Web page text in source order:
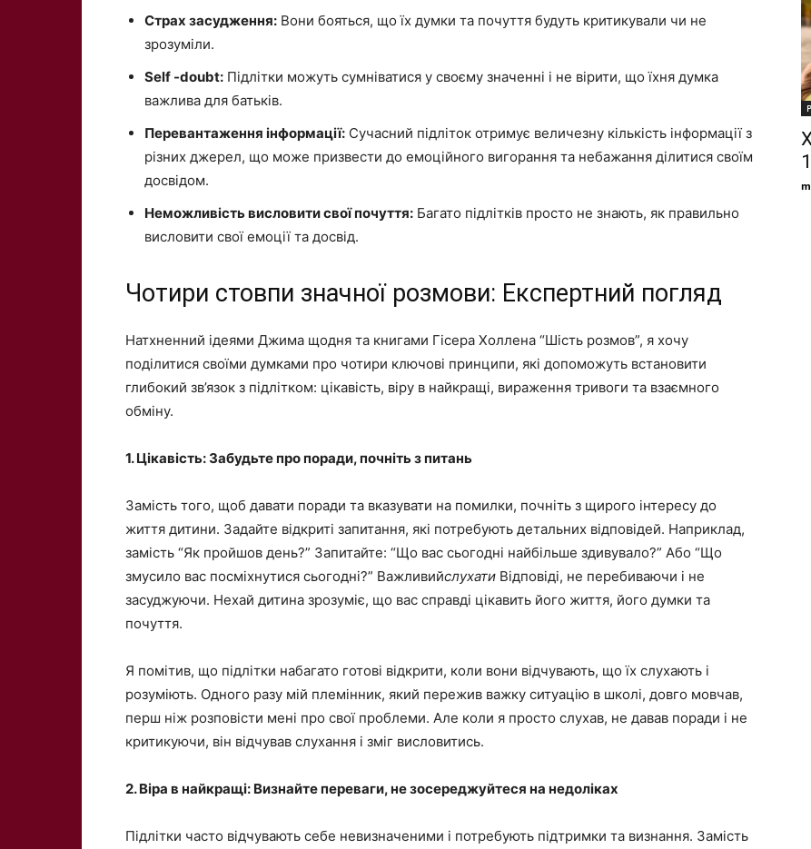
Страх засудження: Вони бояться, що їх думки та почуття будуть критикували чи не
зрозуміли.
Self -doubt: Підлітки можуть сумніватися у своєму значенні і не вірити, що їхня думка
важлива для батьків.
Перевантаження інформації: Сучасний підліток отримує величезну кількість інформації з
різних джерел, що може призвести до емоційного вигорання та небажання ділитися своїм
досвідом.
Неможливість висловити свої почуття: Багато підлітків просто не знають, як правильно
висловити свої емоції та досвід.
Чотири стовпи значної розмови: Експертний погляд
Натхненний ідеями Джима щодня та книгами Гісера Холлена “Шість розмов”, я хочу
поділитися своїми думками про чотири ключові принципи, які допоможуть встановити
глибокий зв’язок з підлітком: цікавість, віру в найкращі, вираження тривоги та взаємного
обміну.
1. Цікавість: Забудьте про поради, почніть з питань
Замість того, щоб давати поради та вказувати на помилки, почніть з щирого інтересу до
життя дитини. Задайте відкриті запитання, які потребують детальних відповідей. Наприклад,
замість “Як пройшов день?” Запитайте: “Що вас сьогодні найбільше здивувало?” Або “Що
змусило вас посміхнутися сьогодні?” Важливийслухати Відповіді, не перебиваючи і не
засуджуючи. Нехай дитина зрозуміє, що вас справді цікавить його життя, його думки та
почуття.
Я помітив, що підлітки набагато готові відкрити, коли вони відчувають, що їх слухають і
розуміють. Одного разу мій племінник, який пережив важку ситуацію в школі, довго мовчав,
перш ніж розповісти мені про свої проблеми. Але коли я просто слухав, не давав поради і не
критикуючи, він відчував слухання і зміг висловитись.
2. Віра в найкращі: Визнайте переваги, не зосереджуйтеся на недоліках
Підлітки часто відчувають себе невизначеними і потребують підтримки та визнання. Замість